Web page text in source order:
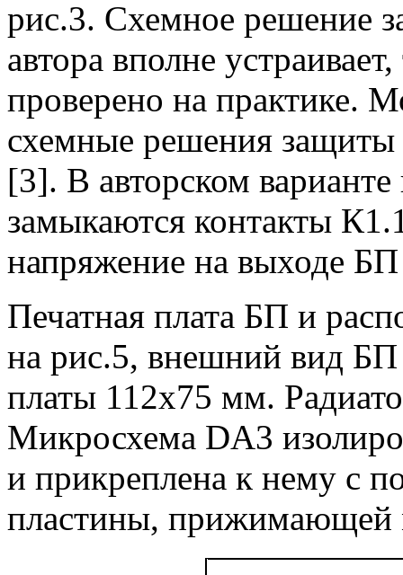
рис.3. Схемное решение
автора вполне
проверено на практике.
схемные решения
[3]. В авторском
замыкаются контакты
напряжение на выходе
Печатная плата БП и
на рис.5, внешний вид БП
платы 112x75 мм.
Микросхема DA3
и прикреплена к нему с
пластины, прижимающей